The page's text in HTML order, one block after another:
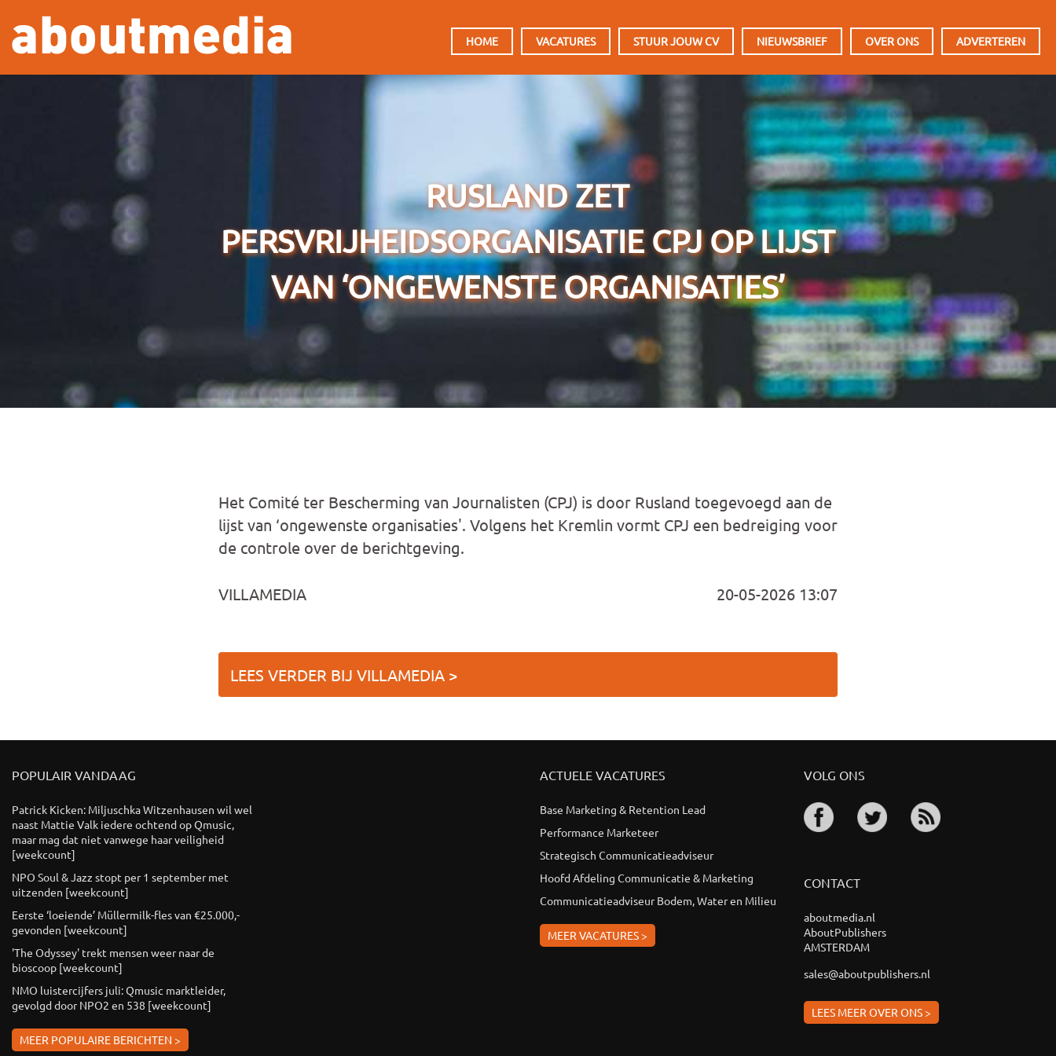
Overslaan en naar de inhoud gaan
HOOFDMENU
HOME VACATURES STUUR JOUW CV NIEUWSBRIEF OVER ONS ADVERTEREN
RUSLAND ZET
PERSVRIJHEIDSORGANISATIE CPJ OP LIJST
VAN ‘ONGEWENSTE ORGANISATIES’
Het Comité ter Bescherming van Journalisten (CPJ) is door Rusland toegevoegd aan de
lijst van ‘ongewenste organisaties'. Volgens het Kremlin vormt CPJ een bedreiging voor
de controle over de berichtgeving.
VILLAMEDIA 20-05-2026 13:07
LEES VERDER BIJ VILLAMEDIA >
POPULAIR VANDAAG
Patrick Kicken: Miljuschka Witzenhausen wil wel
naast Mattie Valk iedere ochtend op Qmusic,
maar mag dat niet vanwege haar veiligheid
[weekcount]
NPO Soul & Jazz stopt per 1 september met
uitzenden [weekcount]
Eerste ‘loeiende’ Müllermilk-fles van €25.000,-
gevonden [weekcount]
'The Odyssey' trekt mensen weer naar de
bioscoop [weekcount]
NMO luistercijfers juli: Qmusic marktleider,
gevolgd door NPO2 en 538 [weekcount]
MEER POPULAIRE BERICHTEN >
ACTUELE VACATURES
Base Marketing & Retention Lead
Performance Marketeer
Strategisch Communicatieadviseur
Hoofd Afdeling Communicatie & Marketing
Communicatieadviseur Bodem, Water en Milieu
MEER VACATURES >
VOLG ONS
CONTACT
aboutmedia.nl
AboutPublishers
AMSTERDAM
sales@aboutpublishers.nl
LEES MEER OVER ONS >